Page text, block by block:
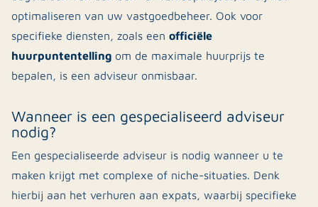
optimaliseren van uw vastgoedbeheer. Ook voor
specifieke diensten, zoals een officiële
huurpuntentelling om de maximale huurprijs te
bepalen, is een adviseur onmisbaar.
Wanneer is een gespecialiseerd adviseur
nodig?
Een gespecialiseerde adviseur is nodig wanneer u te
maken krijgt met complexe of niche-situaties. Denk
hierbij aan het verhuren aan expats, waarbij specifieke